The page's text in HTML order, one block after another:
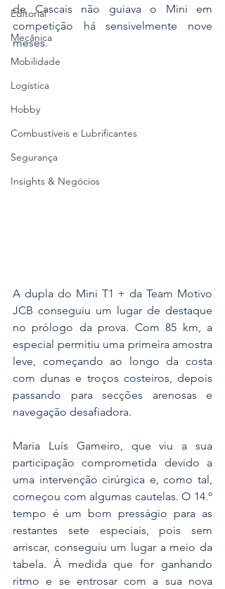
Editorial
Mecânica
Mobilidade
Logística
Hobby
Combustíveis e Lubrificantes
Segurança
Insights & Negócios
de Cascais não guiava o Mini em
competição há sensivelmente nove
meses.
A dupla do Mini T1 + da Team Motivo
JCB conseguiu um lugar de destaque
no prólogo da prova. Com 85 km, a
especial permitiu uma primeira amostra
leve, começando ao longo da costa
com dunas e troços costeiros, depois
passando para secções arenosas e
navegação desafiadora.
Maria Luís Gameiro, que viu a sua
participação comprometida devido a
uma intervenção cirúrgica e, como tal,
começou com algumas cautelas. O 14.º
tempo é um bom presságio para as
restantes sete especiais, pois sem
arriscar, conseguiu um lugar a meio da
tabela. À medida que for ganhando
ritmo e se entrosar com a sua nova